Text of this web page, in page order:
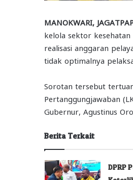
MANOKWARI,
kelola sektor kesehatan
realisasi anggaran
tidak optimalnya
Sorotan tersebut
Pertanggungjawaban
Gubernur, Agustinus
Berita Terkait
DPRP